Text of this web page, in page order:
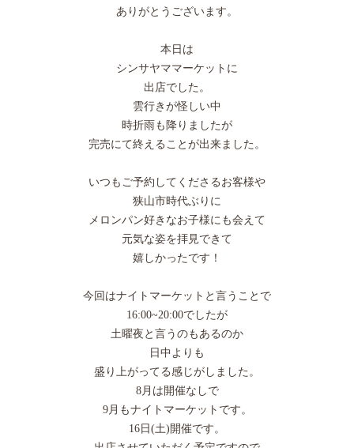
ありがとうございます。
本日は
シンサヤママーケットに
出店でした。
雲行きが怪しい中
時折雨も降りましたが
完売にて終えることが出来ました。
いつもご予約してくださるお客様や
狭山市時代ぶりに
メロンパン好きなお子様にも会えて
元気な姿を拝見できて
嬉しかったです！
今回はナイトマーケットと言うことで
16:00~20:00でしたが
土曜夜と言うのもあるのか
日中よりも
盛り上がってる感じがしました。
8月は開催なしで
9月もナイトマーケットです。
16日(土)開催です。